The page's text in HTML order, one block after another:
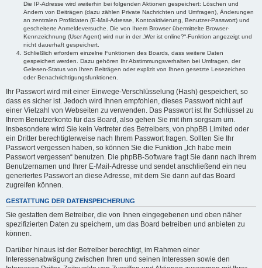
Die IP-Adresse wird weiterhin bei folgenden Aktionen gespeichert: Löschen und
Ändern von Beiträgen (dazu zählen Private Nachrichten und Umfragen), Änderungen
an zentralen Profildaten (E-Mail-Adresse, Kontoaktivierung, Benutzer-Passwort) und
gescheiterte Anmeldeversuche. Die von Ihrem Browser übermittelte Browser-
Kennzeichnung (User Agent) wird nur in der „Wer ist online?“-Funktion angezeigt und
nicht dauerhaft gespeichert.
Schließlich erfordern einzelne Funktionen des Boards, dass weitere Daten
gespeichert werden. Dazu gehören Ihr Abstimmungsverhalten bei Umfragen, der
Gelesen-Status von Ihren Beiträgen oder explizit von Ihnen gesetzte Lesezeichen
oder Benachrichtigungsfunktionen.
Ihr Passwort wird mit einer Einwege-Verschlüsselung (Hash) gespeichert, so
dass es sicher ist. Jedoch wird Ihnen empfohlen, dieses Passwort nicht auf
einer Vielzahl von Webseiten zu verwenden. Das Passwort ist Ihr Schlüssel zu
Ihrem Benutzerkonto für das Board, also gehen Sie mit ihm sorgsam um.
Insbesondere wird Sie kein Vertreter des Betreibers, von phpBB Limited oder
ein Dritter berechtigterweise nach Ihrem Passwort fragen. Sollten Sie Ihr
Passwort vergessen haben, so können Sie die Funktion „Ich habe mein
Passwort vergessen“ benutzen. Die phpBB-Software fragt Sie dann nach Ihrem
Benutzernamen und Ihrer E-Mail-Adresse und sendet anschließend ein neu
generiertes Passwort an diese Adresse, mit dem Sie dann auf das Board
zugreifen können.
GESTATTUNG DER DATENSPEICHERUNG
Sie gestatten dem Betreiber, die von Ihnen eingegebenen und oben näher
spezifizierten Daten zu speichern, um das Board betreiben und anbieten zu
können.
Darüber hinaus ist der Betreiber berechtigt, im Rahmen einer
Interessenabwägung zwischen Ihren und seinen Interessen sowie den